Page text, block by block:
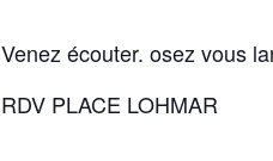
Venez écouter. osez vous
RDV PLACE LOHMAR